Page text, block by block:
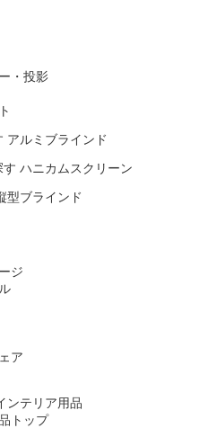
・投影
アルミブラインド
ハニカムスクリーン
型ブラインド
ジ
ア
ンテリア用品
トップ